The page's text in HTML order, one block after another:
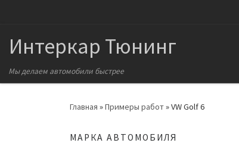
Интеркар Тюнинг
Мы делаем автомобили быстрее
Главная »Примеры работ»VW Golf 6
МАРКА АВТОМОБИЛЯ